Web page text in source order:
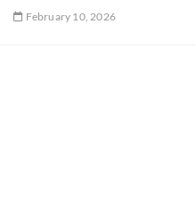
February 10, 2026